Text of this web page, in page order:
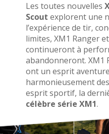
Les toutes nouvelles
Scout explorent une
l’expérience de tir,
limites, XM1 Ranger
continueront à
abandonneront. XM1
ont un esprit
harmonieusement
esprit sportif, la
célèbre série XM1.